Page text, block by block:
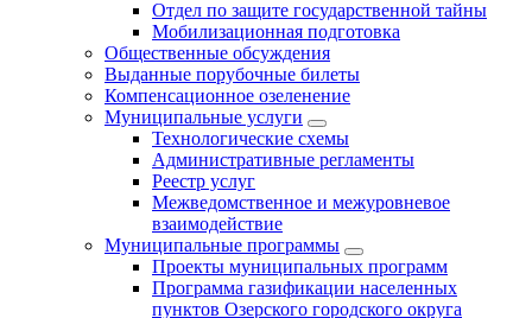
Отдел по защите государственной тайны
Мобилизационная подготовка
Общественные обсуждения
Выданные порубочные билеты
Компенсационное озеленение
Муниципальные услуги
Технологические схемы
Административные регламенты
Реестр услуг
Межведомственное и межуровневое
взаимодействие
Муниципальные программы
Проекты муниципальных программ
Программа газификации населенных
пунктов Озерского городского округа